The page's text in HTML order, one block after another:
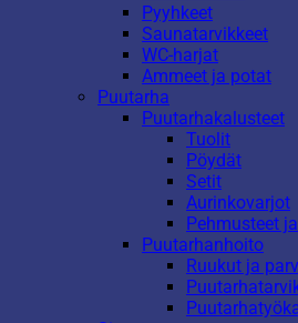
Pyyhkeet
Saunatarvikkeet
WC-harjat
Ammeet ja potat
Puutarha
Puutarhakalusteet
Tuolit
Pöydät
Setit
Aurinkovarjot
Pehmusteet
Puutarhanhoito
Ruukut ja